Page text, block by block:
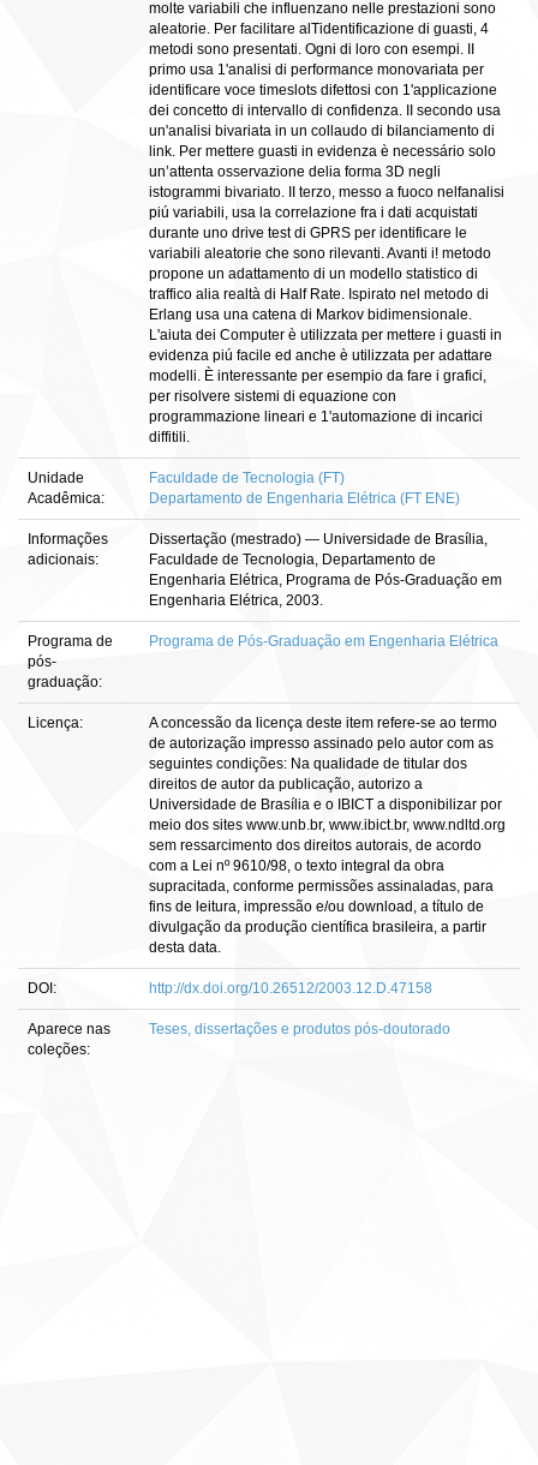
molte variabili che influenzano nelle prestazioni sono
aleatorie. Per facilitare alTidentificazione di guasti, 4
metodi sono presentati. Ogni di loro con esempi. II
primo usa 1'analisi di performance monovariata per
identificare voce timeslots difettosi con 1'applicazione
dei concetto di intervallo di confidenza. II secondo usa
un'analisi bivariata in un collaudo di bilanciamento di
link. Per mettere guasti in evidenza è necessário solo
un’attenta osservazione delia forma 3D negli
istogrammi bivariato. II terzo, messo a fuoco nelfanalisi
piú variabili, usa la correlazione fra i dati acquistati
durante uno drive test di GPRS per identificare le
variabili aleatorie che sono rilevanti. Avanti i! metodo
propone un adattamento di un modello statistico di
traffico alia realtà di Half Rate. Ispirato nel metodo di
Erlang usa una catena di Markov bidimensionale.
L'aiuta dei Computer è utilizzata per mettere i guasti in
evidenza piú facile ed anche è utilizzata per adattare
modelli. È interessante per esempio da fare i grafici,
per risolvere sistemi di equazione con
programmazione lineari e 1'automazione di incarici
diffitili.
Unidade
Acadêmica:
Faculdade de Tecnologia (FT)
Departamento de Engenharia Elétrica (FT ENE)
Informações
adicionais:
Dissertação (mestrado) — Universidade de Brasília,
Faculdade de Tecnologia, Departamento de
Engenharia Elétrica, Programa de Pós-Graduação em
Engenharia Elétrica, 2003.
Programa de
pós-
graduação:
Programa de Pós-Graduação em Engenharia Elétrica
Licença:
A concessão da licença deste item refere-se ao termo
de autorização impresso assinado pelo autor com as
seguintes condições: Na qualidade de titular dos
direitos de autor da publicação, autorizo a
Universidade de Brasília e o IBICT a disponibilizar por
meio dos sites www.unb.br, www.ibict.br, www.ndltd.org
sem ressarcimento dos direitos autorais, de acordo
com a Lei nº 9610/98, o texto integral da obra
supracitada, conforme permissões assinaladas, para
fins de leitura, impressão e/ou download, a título de
divulgação da produção científica brasileira, a partir
desta data.
DOI: http://dx.doi.org/10.26512/2003.12.D.47158
Aparece nas
coleções:
Teses, dissertações e produtos pós-doutorado